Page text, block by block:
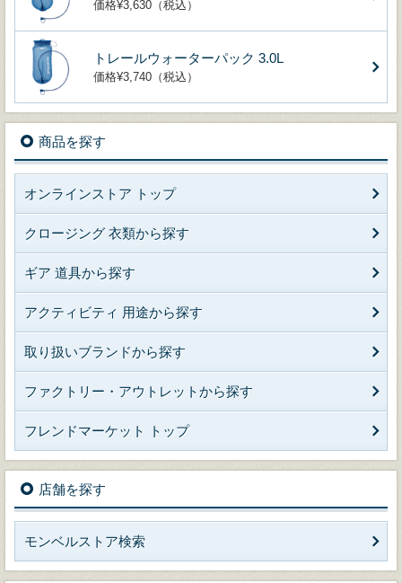
価格¥3,630（税込）
トレールウォーターパック 3.0L
価格¥3,740（税込）
商品を探す
オンラインストア トップ
クロージング 衣類から探す
ギア 道具から探す
アクティビティ 用途から探す
取り扱いブランドから探す
ファクトリー・アウトレットから探す
フレンドマーケット トップ
店舗を探す
モンベルストア検索